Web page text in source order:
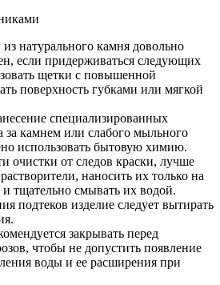
натурального камня довольно
если придерживаться следующих
щетки с повышенной
поверхность губками или мягкой
специализированных
за камнем или слабого мыльного
использовать бытовую химию.
очистки от следов краски, лучше
наносить их только на
и тщательно смывать их водой.
подтеков изделие следует вытирать
закрывать перед
чтобы не допустить появление
воды и ее расширения при